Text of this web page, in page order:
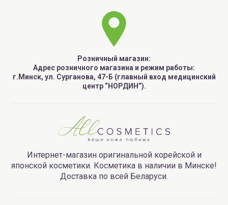
Розничный магазин:
Адрес розничного магазина и режим работы:
г.Минск, ул. Сурганова, 47-Б (главный вход медицинский
центр “НОРДИН”).
Интернет-магазин оригинальной корейской и
японской косметики. Косметика в наличии в Минске!
Доставка по всей Беларуси.